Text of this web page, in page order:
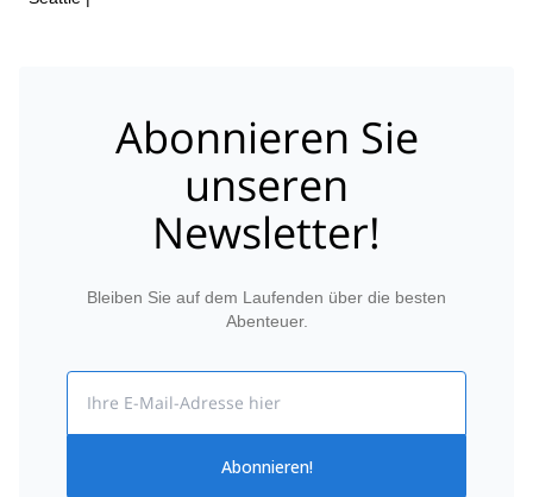
Abonnieren Sie
unseren
Newsletter!
Bleiben Sie auf dem Laufenden über die besten
Abenteuer.
Abonnieren!